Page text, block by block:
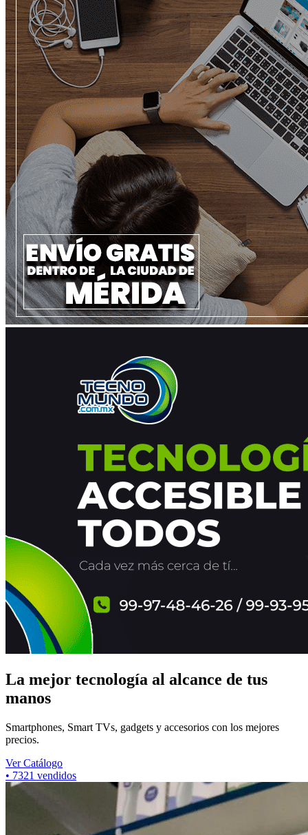
La mejor tecnología al alcance de tus
manos
Smartphones, Smart TVs, gadgets y accesorios con los mejores
precios.
Ver Catálogo
• 7321 vendidos